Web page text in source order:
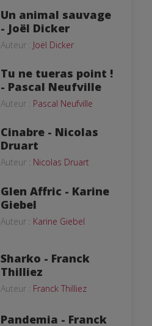
Un animal sauvage
- Joël Dicker
Auteur : Joël Dicker
Tu ne tueras point !
- Pascal Neufville
Auteur : Pascal Neufville
Cinabre - Nicolas
Druart
Auteur : Nicolas Druart
Glen Affric - Karine
Giebel
Auteur : Karine Giebel
Sharko - Franck
Thilliez
Auteur : Franck Thilliez
Pandemia - Franck